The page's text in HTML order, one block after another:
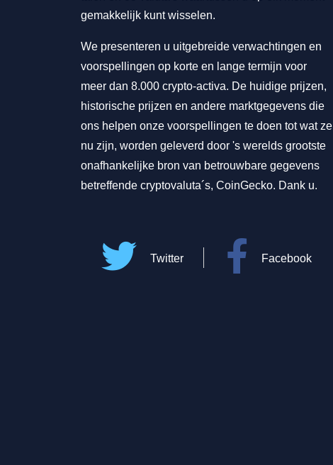
gemakkelijk kunt wisselen.
We presenteren u uitgebreide verwachtingen en
voorspellingen op korte en lange termijn voor
meer dan 8.000 crypto-activa. De huidige prijzen,
historische prijzen en andere marktgegevens die
ons helpen onze voorspellingen te doen tot wat ze
nu zijn, worden geleverd door 's werelds grootste
onafhankelijke bron van betrouwbare gegevens
betreffende cryptovaluta´s, CoinGecko. Dank u.
Twitter Facebook